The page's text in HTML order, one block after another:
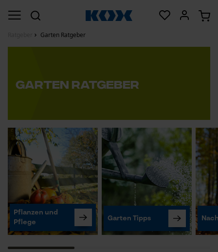
Garten Ratgeber
Garten Ratgeber
Pflanzen und
Pflege
Garten Tipps